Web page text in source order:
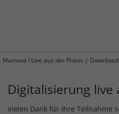
Mainova I Live aus der Praxis |
Digitalisierung live
Vielen Dank für Ihre Teilnahme